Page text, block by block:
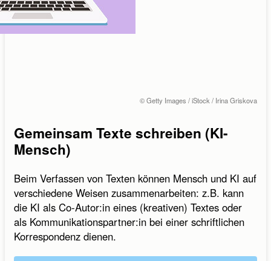
© Getty Images / iStock / Irina Griskova
Gemeinsam Texte schreiben (KI-
Mensch)
Beim Verfassen von Texten können Mensch und KI auf
verschiedene Weisen zusammenarbeiten: z.B. kann
die KI als Co-Autor:in eines (kreativen) Textes oder
als Kommunikationspartner:in bei einer schriftlichen
Korrespondenz dienen.